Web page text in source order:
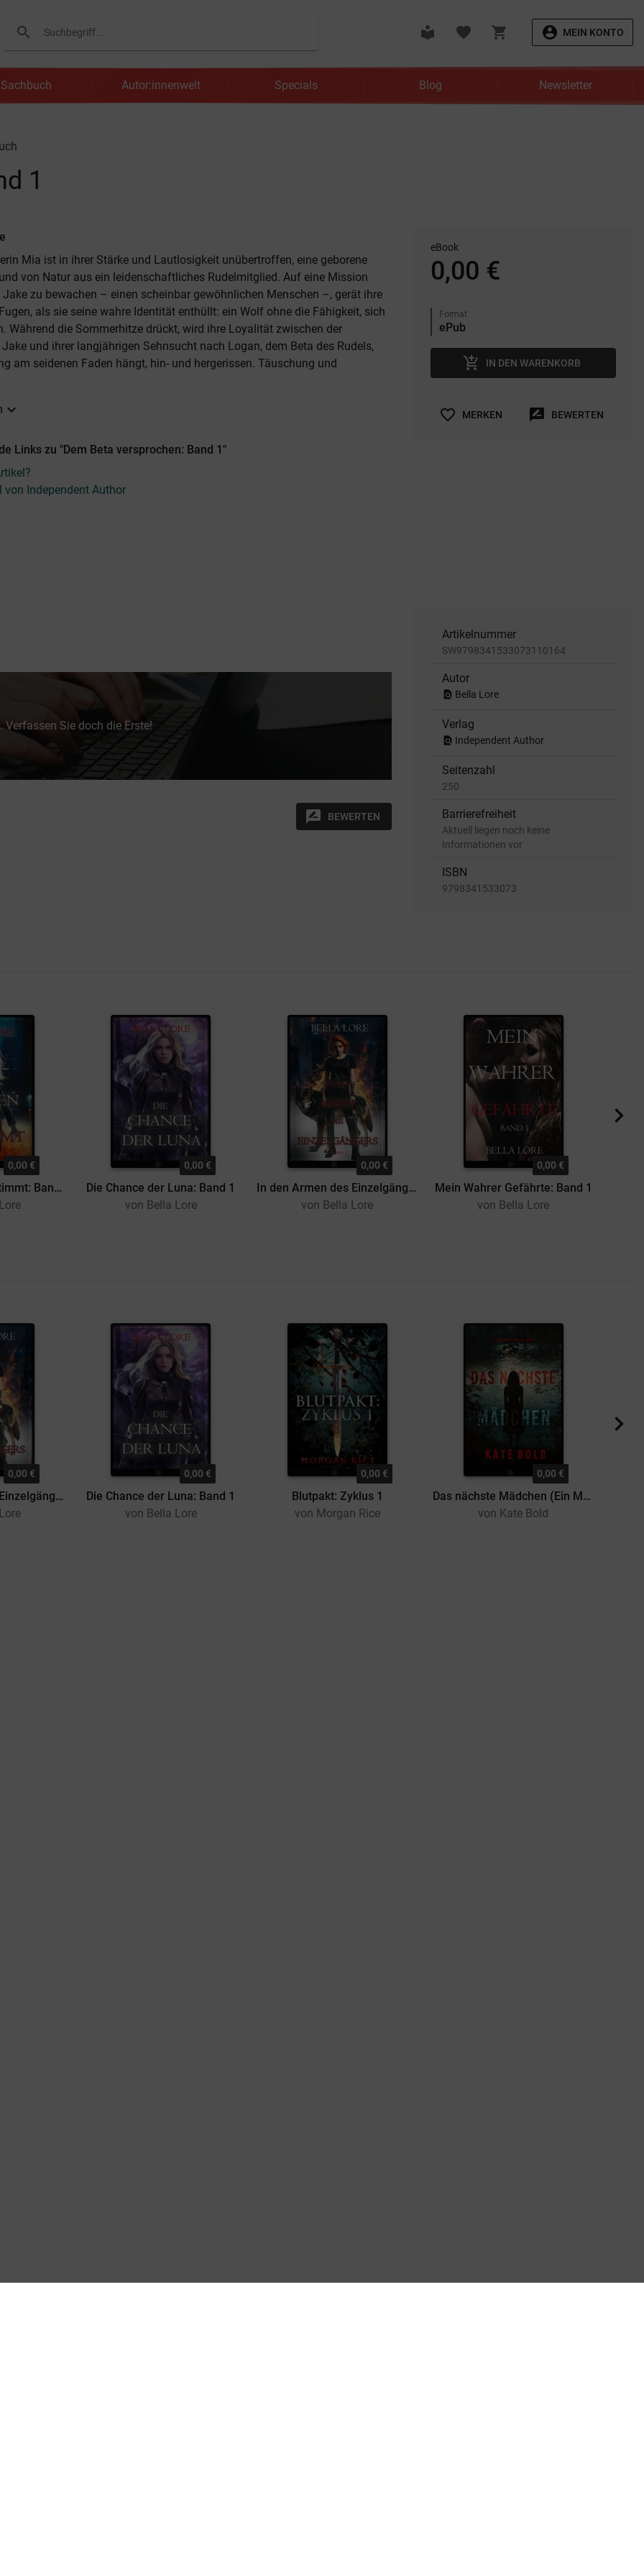
search
Suchen local_library favorite shopping_cart account_circle MEIN KONTO
Sachbuch Autor:innenwelt Specials Blog Newsletter
1
Mia ist in ihrer Stärke und Lautlosigkeit unübertroffen, eine geborene
und von Natur aus ein leidenschaftliches Rudelmitglied. Auf eine Mission
Jake zu bewachen – einen scheinbar gewöhnlichen Menschen –, gerät ihre
Fugen, als sie seine wahre Identität enthüllt: ein Wolf ohne die Fähigkeit, sich
Während die Sommerhitze drückt, wird ihre Loyalität zwischen der
Jake und ihrer langjährigen Sehnsucht nach Logan, dem Beta des Rudels,
am seidenen Faden hängt, hin- und hergerissen. Täuschung und
expand_more
Links zu "Dem Beta versprochen: Band 1"
von Independent Author
eBook
0,00 €
Format
add_shopping_cart IN DEN WARENKORB
favorite_border MERKEN rate_review BEWERTEN
Verfassen Sie doch die Erste!
rate_review BEWERTEN
Artikelnummer
SW9798341533073110164
Autor
find_in_page Bella Lore
Verlag
find_in_page Independent Author
Seitenzahl
250
Barrierefreiheit
Aktuell liegen noch keine
Informationen vor
ISBN
9798341533073
0,00 €
Für den Alpha bestimmt: Band 1
0,00 €
Die Chance der Luna: Band 1
von Bella Lore
0,00 €
In den Armen des Einzelgängers: Band 1
von Bella Lore
0,00 €
Mein Wahrer Gefährte: Band 1
von Bella Lore
0,00 €
In den Armen des Einzelgängers: Band 1
0,00 €
Die Chance der Luna: Band 1
von Bella Lore
0,00 €
Blutpakt: Zyklus 1
von Morgan Rice
0,00 €
Das nächste Mädchen (Ein Meg-Thorne-Thriller – Band 1)
von Kate Bold